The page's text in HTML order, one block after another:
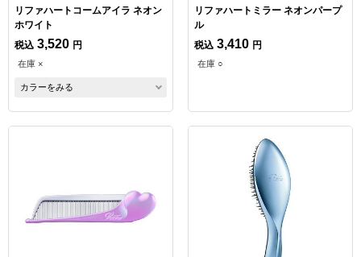
リファハートコームアイラ ネオン
ホワイト
税込 3,520 円
在庫 ×
カラーをみる
リファハートミラー ネオンパープ
ル
税込 3,410 円
在庫 ○